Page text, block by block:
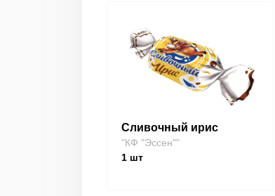
Сливочный ирис
"КФ "Эссен""
1 шт